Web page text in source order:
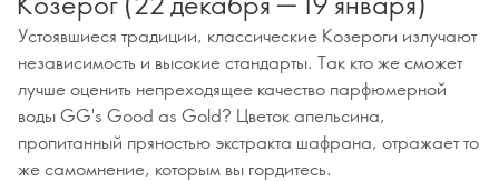
Устоявшиеся традиции, классические Козероги излучают
независимость и высокие стандарты. Так кто же сможет
лучше оценить непреходящее качество парфюмерной
воды GG's Good as Gold? Цветок апельсина,
пропитанный пряностью экстракта шафрана, отражает то
же самомнение, которым вы гордитесь.